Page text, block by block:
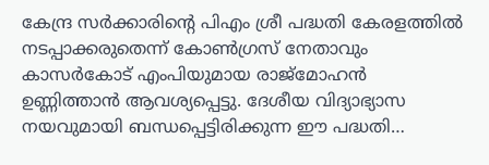
കേന്ദ്ര സർക്കാരിന്റെ പിഎം ശ്രീ പദ്ധതി കേരളത്തിൽ
നടപ്പാക്കരുതെന്ന് കോൺഗ്രസ് നേതാവും
കാസർകോട് എംപിയുമായ രാജ്‌മോഹൻ
ഉണ്ണിത്താൻ ആവശ്യപ്പെട്ടു. ദേശീയ വിദ്യാഭ്യാസ
നയവുമായി ബന്ധപ്പെട്ടിരിക്കുന്ന ഈ പദ്ധതി…